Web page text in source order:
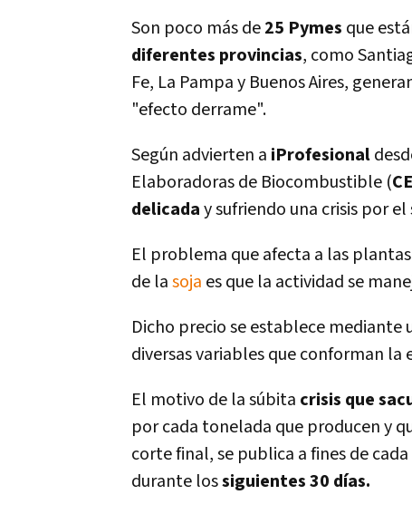
Son poco más de25 Pymes que
diferentes provincias, como
Fe, La Pampa y Buenos Aires,
"efecto derrame".
Según advierten a iProfesional
Elaboradoras de Biocombustible (
delicaday sufriendo una crisis por
El problema que afecta a las
de lasoja es que la actividad se
Dicho precio se establece mediante
diversas variables que conforman la
El motivo de la súbita crisis que
por cada tonelada que producen y
corte final, se publica a fines de
durante lossiguientes 30 dí­as.